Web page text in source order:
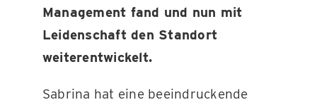
Management fand und nun mit
Leidenschaft den Standort
weiterentwickelt.
Sabrina hat eine beeindruckende